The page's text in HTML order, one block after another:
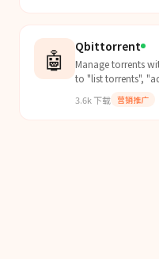
🤖 Qbittorrent
Manage torrents
to "list torrents",
"torrent speed",
qBittorrent/qbit
3.6k下载 营销推广